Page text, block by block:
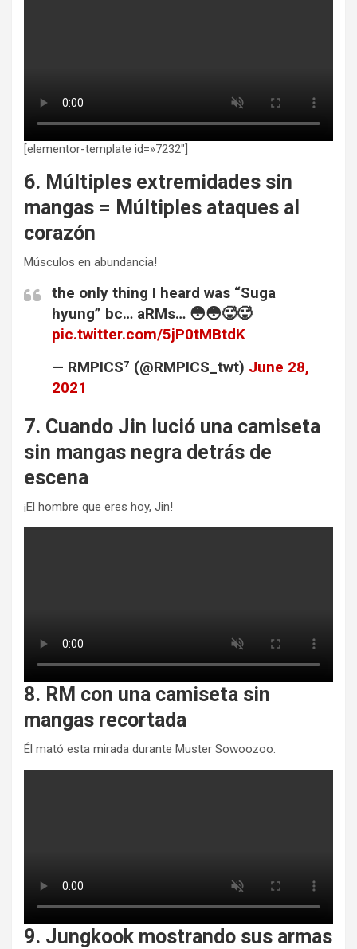
[elementor-template id=»7232″]
6. Múltiples extremidades sin
mangas = Múltiples ataques al
corazón
Músculos en abundancia!
the only thing I heard was “Suga
hyung” bc… aRMs… 😳😳🥵🥵
pic.twitter.com/5jP0tMBtdK
— RMPICS⁷ (@RMPICS_twt) June 28,
2021
7. Cuando Jin lució una camiseta
sin mangas negra detrás de
escena
¡El hombre que eres hoy, Jin!
8. RM con una camiseta sin
mangas recortada
Él mató esta mirada durante Muster Sowoozoo.
9. Jungkook mostrando sus armas